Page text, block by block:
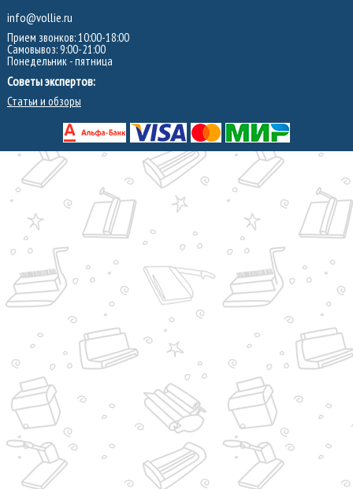
info@vollie.ru
Прием звонков: 10:00-18:00
Самовывоз: 9:00-21:00
Понедельник - пятница
Советы экспертов:
Статьи и обзоры